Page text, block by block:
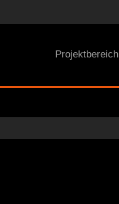
Projektbereich